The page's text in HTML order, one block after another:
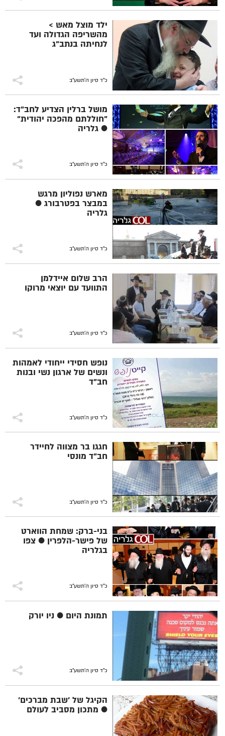
ילד מוצל מאש >
מהשריפה הגדולה ועד
לנחיתה בנתב"ג
כ"ד סיון ה׳תשע״ב
מושל ברלין הצדיע לחב"ד:
"חוללתם מהפכה יהודית"
● גלריה
כ"ד סיון ה׳תשע״ב
מארש נפוליון מרגש
במבצר בפטרבורג ●
גלריה
כ"ד סיון ה׳תשע״ב
הרב שלום איידלמן
התוועד עם יוצאי מרוקו
כ"ד סיון ה׳תשע״ב
נופש חסידי ייחודי לאמהות
ונשים של ארגון נשי ובנות
חב"ד
כ"ד סיון ה׳תשע״ב
חגגו בר מצווה לחיידר
חב"ד מונסי
כ"ד סיון ה׳תשע״ב
בני-ברק: שמחת הווארט
של פישר-הלפרין ● צפו
בגלריה
כ"ד סיון ה׳תשע״ב
תמונת היום ● ניו יורק
כ"ד סיון ה׳תשע״ב
הקיגל של 'שבת מברכים'
● מתכון מסביב לעולם